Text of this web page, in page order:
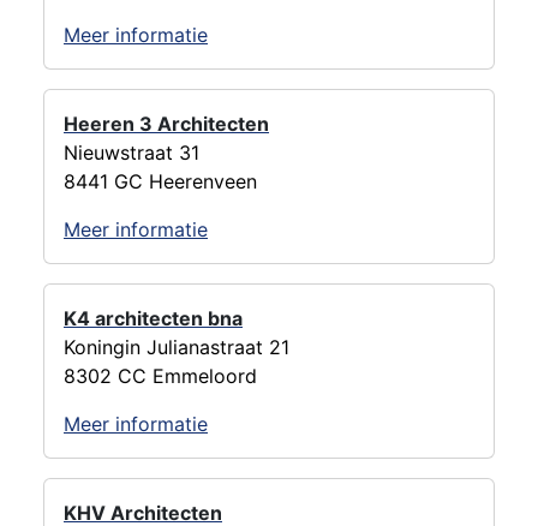
Meer informatie
Heeren 3 Architecten
Nieuwstraat 31
8441 GC Heerenveen
Meer informatie
K4 architecten bna
Koningin Julianastraat 21
8302 CC Emmeloord
Meer informatie
KHV Architecten